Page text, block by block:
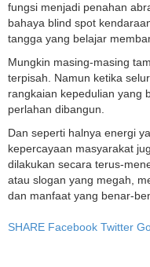
fungsi menjadi penahan
bahaya blind spot
tangga yang belajar
Mungkin masing-masing
terpisah. Namun ketika
rangkaian kepedulian yang
perlahan dibangun.
Dan seperti halnya energi
kepercayaan masyarakat
dilakukan secara terus-
atau slogan yang megah,
dan manfaat yang benar-
SHARE Facebook Twitter